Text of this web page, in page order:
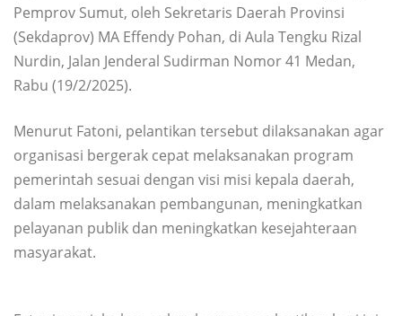
Pemprov Sumut, oleh Sekretaris Daerah Provinsi
(Sekdaprov) MA Effendy Pohan, di Aula Tengku Rizal
Nurdin, Jalan Jenderal Sudirman Nomor 41 Medan,
Rabu (19/2/2025).
Menurut Fatoni, pelantikan tersebut dilaksanakan agar
organisasi bergerak cepat melaksanakan program
pemerintah sesuai dengan visi misi kepala daerah,
dalam melaksanakan pembangunan, meningkatkan
pelayanan publik dan meningkatkan kesejahteraan
masyarakat.